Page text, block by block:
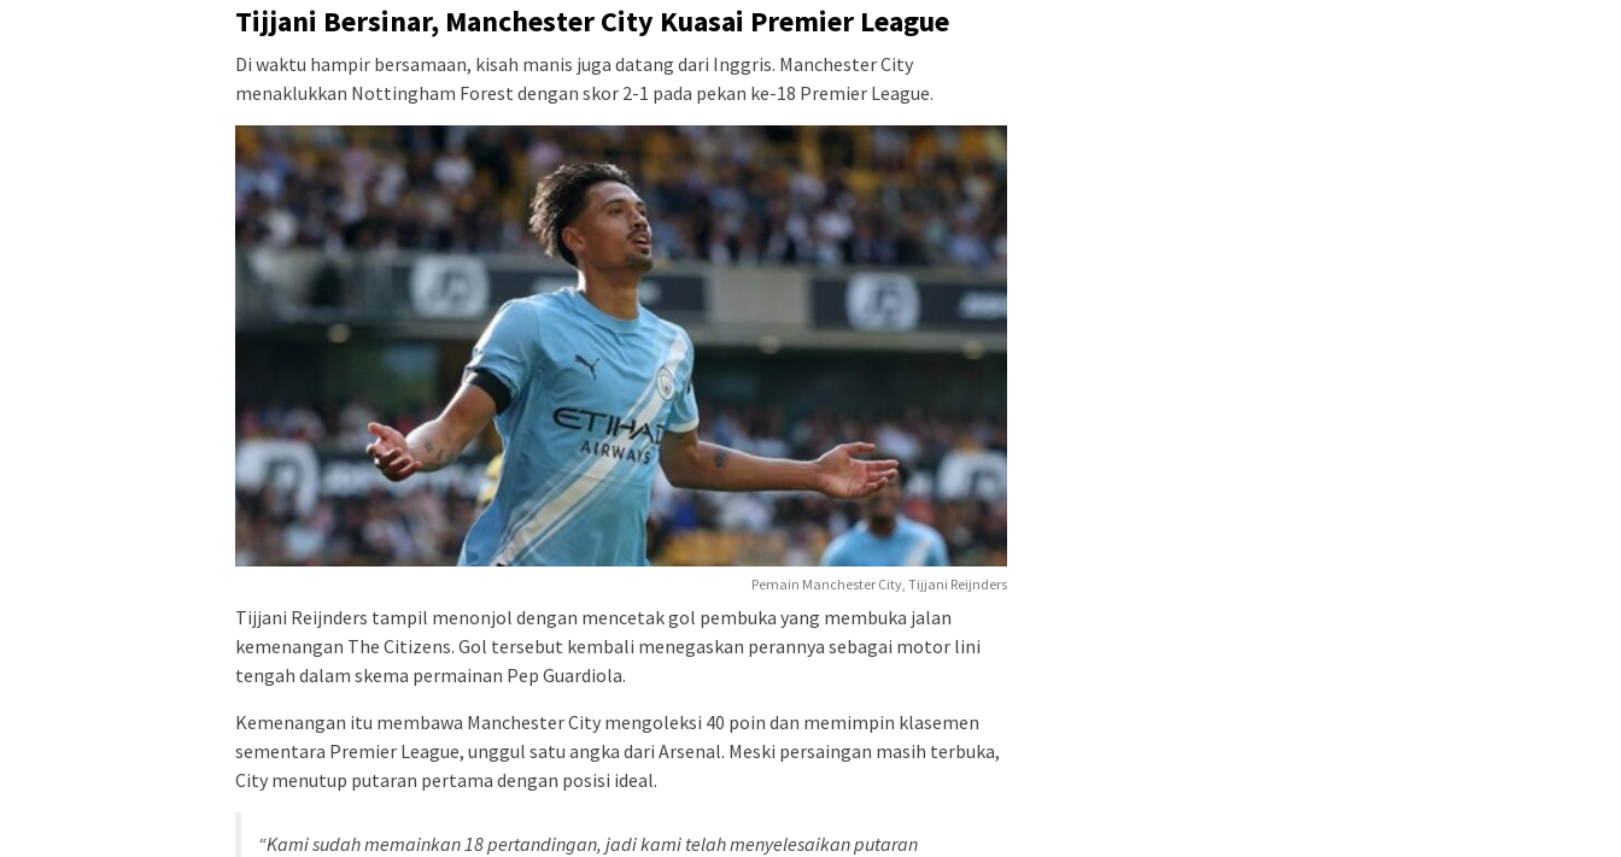
Tijjani Bersinar, Manchester City Kuasai Premier League
Di waktu hampir bersamaan, kisah manis juga datang dari Inggris. Manchester City
menaklukkan Nottingham Forest dengan skor 2-1 pada pekan ke-18 Premier League.
Pemain Manchester City, Tijjani Reijnders
Tijjani Reijnders tampil menonjol dengan mencetak gol pembuka yang membuka jalan
kemenangan The Citizens. Gol tersebut kembali menegaskan perannya sebagai motor lini
tengah dalam skema permainan Pep Guardiola.
Kemenangan itu membawa Manchester City mengoleksi 40 poin dan memimpin klasemen
sementara Premier League, unggul satu angka dari Arsenal. Meski persaingan masih terbuka,
City menutup putaran pertama dengan posisi ideal.
“Kami sudah memainkan 18 pertandingan, jadi kami telah menyelesaikan putaran